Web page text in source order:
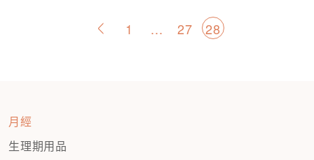
文
< 1 ... 27 28
月經
生理期用品